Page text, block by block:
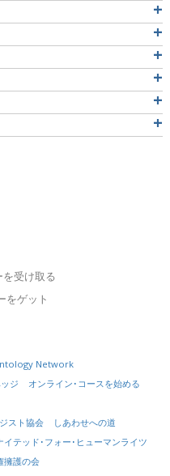
を受け取る
をゲット
Network
ジ
オンライン･コースを始める
スト協会
しあわせへの道
イテッド･フォー･ヒューマンライツ
擁護の会